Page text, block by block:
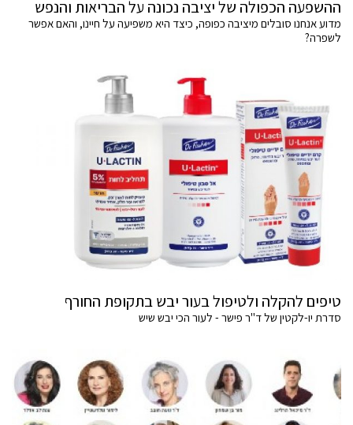
ההשפעה הכפולה של יציבה נכונה על הבריאות והנפש
מדוע אנחנו סובלים מיציבה כפופה, כיצד היא משפיעה על חיינו, והאם אפשר
לשפרה?
טיפים להקלה ולטיפול בעור יבש בתקופת החורף
סדרת יו-לקטין של ד"ר פישר - לעור הכי יבש שיש